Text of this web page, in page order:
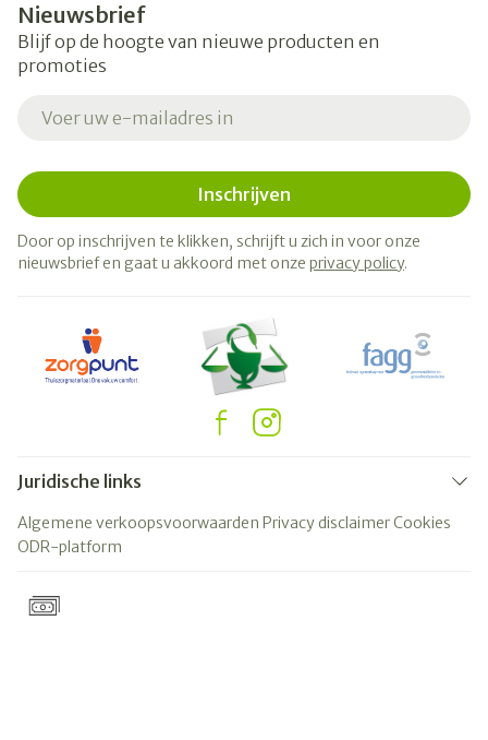
Nieuwsbrief
Blijf op de hoogte van nieuwe producten en
promoties
Inschrijven
Door op inschrijven te klikken, schrijft u zich in voor onze
nieuwsbrief en gaat u akkoord met onze privacy policy.
Juridische links
Algemene verkoopsvoorwaarden Privacy disclaimerCookies
ODR-platform